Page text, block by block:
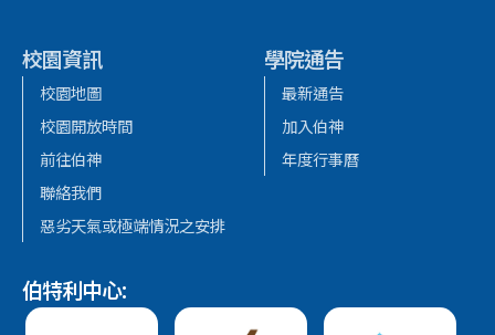
校園資訊
校園地圖
校園開放時間
前往伯神
聯絡我們
惡劣天氣或極端情況之安排
學院通告
最新通告
加入伯神
年度行事曆
伯特利中心: